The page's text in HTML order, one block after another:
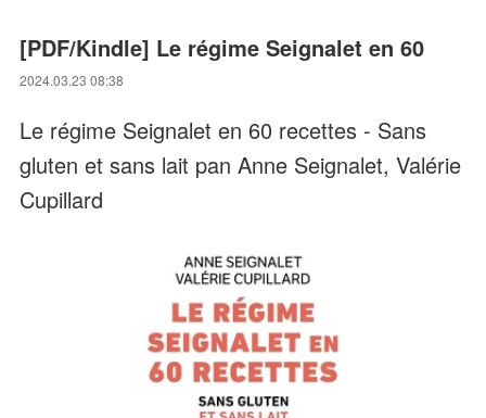
[PDF/Kindle] Le régime Seignalet en 60
2024.03.23 08:38
Le régime Seignalet en 60 recettes - Sans
gluten et sans lait pan Anne Seignalet, Valérie
Cupillard